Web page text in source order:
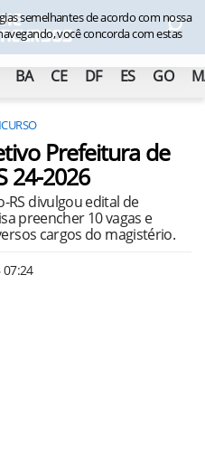
BA CE DF ES GO
Prefeitura de
24-2026
divulgou edital de
preencher 10 vagas e
cargos do magistério.
semelhantes de acordo com nossa
você concorda com estas